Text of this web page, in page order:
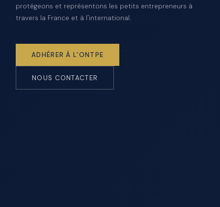
protégeons et représentons les petits entrepreneurs à
travers la France et à l'international.
ADHÉRER À L'ONTPE
NOUS CONTACTER